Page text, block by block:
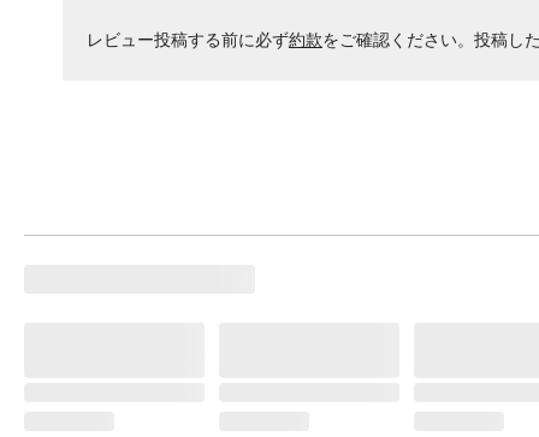
レビュー投稿する前に必ず約款をご確認ください。投稿し